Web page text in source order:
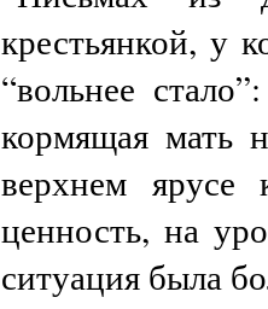
крестьянкой, у
“вольнее
кормящая мать
верхнем ярусе
ценность, на
ситуация была